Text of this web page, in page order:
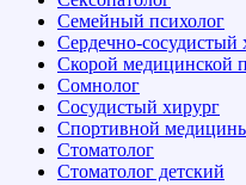
Семейный психолог
Сердечно-сосудистый
Скорой медицинской
Сомнолог
Сосудистый хирург
Спортивной
Стоматолог
Стоматолог детский